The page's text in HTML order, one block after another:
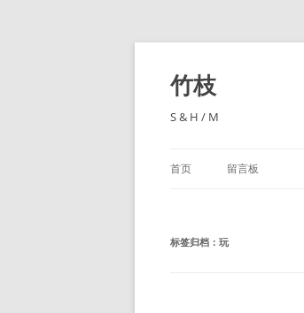
跳
正
文
竹枝
S & H / M
首页 留言板
标签归档： 玩